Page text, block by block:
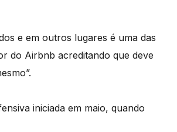
e em outros lugares é uma das
do Airbnb acreditando que deve
iniciada em maio, quando